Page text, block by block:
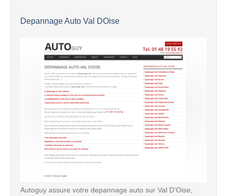
Depannage Auto Val DOise
Autoguy assure votre depannage auto sur Val D'Oise,